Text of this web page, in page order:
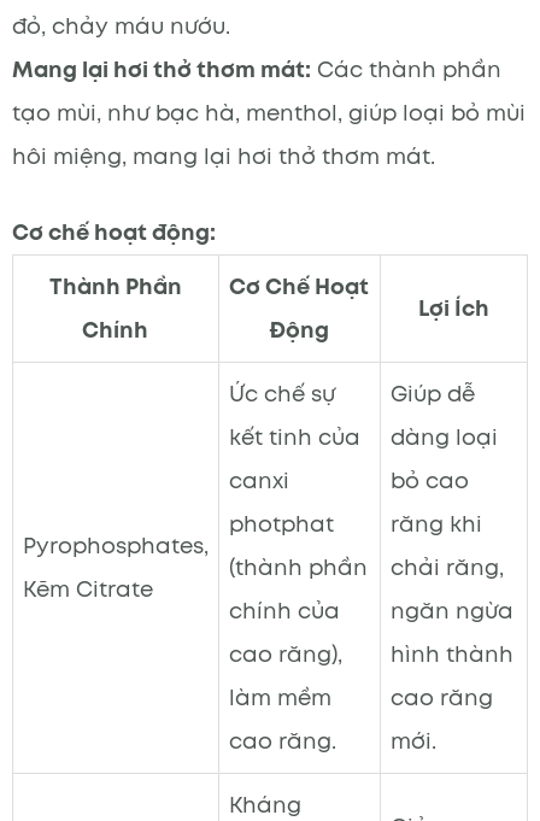
đỏ, chảy máu nướu.
Mang lại hơi thở thơm mát: Các thành phần
tạo mùi, như bạc hà, menthol, giúp loại bỏ mùi
hôi miệng, mang lại hơi thở thơm mát.
Cơ chế hoạt động:
Thành Phần
Chính
Cơ Chế Hoạt
Động
Lợi Ích
Pyrophosphates,
Kẽm Citrate
Ức chế sự
kết tinh của
canxi
photphat
(thành phần
chính của
cao răng),
làm mềm
cao răng.
Giúp dễ
dàng loại
bỏ cao
răng khi
chải răng,
ngăn ngừa
hình thành
cao răng
mới.
Kháng